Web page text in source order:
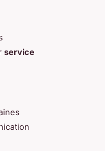
service